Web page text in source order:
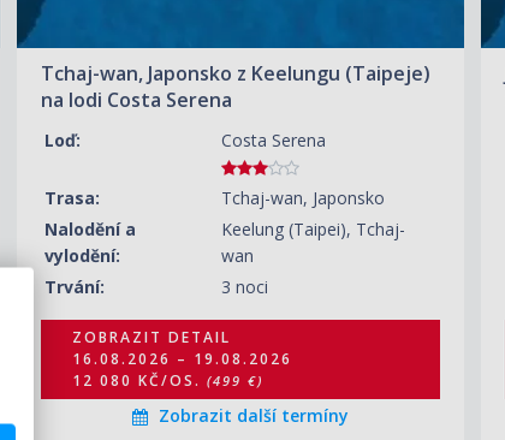
Tchaj-wan, Japonsko z Keelungu (Taipeje)
na lodi Costa Serena
Loď: Costa Serena
Trasa:
Tchaj-wan, Japonsko
Nalodění a
vylodění:
Keelung (Taipei), Tchaj-
wan
Trvání:
3 noci
ZOBRAZIT DETAIL
16.08.2026 – 19.08.2026
12 080 KČ/OS.(499 €)
Zobrazit další termíny